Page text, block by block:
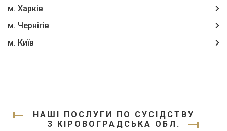
м. Харків
м. Чернігів
м. Київ
НАШІ ПОСЛУГИ ПО СУСІДСТВУ
З КІРОВОГРАДСЬКА ОБЛ.